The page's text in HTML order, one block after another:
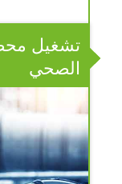
تشغيل
الصحي